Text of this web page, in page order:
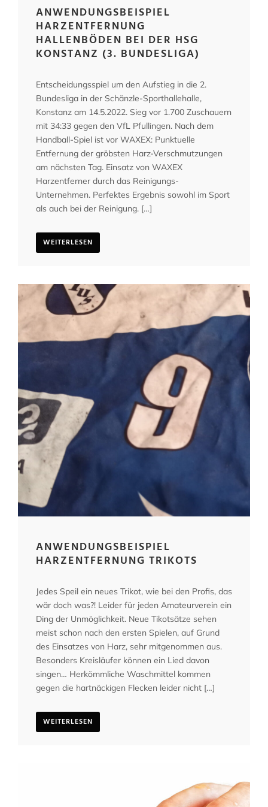
ANWENDUNGSBEISPIEL
HARZENTFERNUNG
HALLENBÖDEN BEI DER HSG
KONSTANZ (3. BUNDESLIGA)
Entscheidungsspiel um den Aufstieg in die 2.
Bundesliga in der Schänzle-Sporthallehalle,
Konstanz am 14.5.2022. Sieg vor 1.700 Zuschauern
mit 34:33 gegen den VfL Pfullingen. Nach dem
Handball-Spiel ist vor WAXEX: Punktuelle
Entfernung der gröbsten Harz-Verschmutzungen
am nächsten Tag. Einsatz von WAXEX
Harzentferner durch das Reinigungs-
Unternehmen. Perfektes Ergebnis sowohl im Sport
als auch bei der Reinigung. […]
WEITERLESEN
ANWENDUNGSBEISPIEL
HARZENTFERNUNG TRIKOTS
Jedes Speil ein neues Trikot, wie bei den Profis, das
wär doch was?! Leider für jeden Amateurverein ein
Ding der Unmöglichkeit. Neue Tikotsätze sehen
meist schon nach den ersten Spielen, auf Grund
des Einsatzes von Harz, sehr mitgenommen aus.
Besonders Kreisläufer können ein Lied davon
singen… Herkömmliche Waschmittel kommen
gegen die hartnäckigen Flecken leider nicht […]
WEITERLESEN